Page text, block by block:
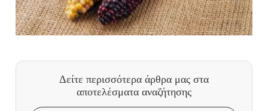
Δείτε περισσότερα άρθρα μας στα
αποτελέσματα αναζήτησης